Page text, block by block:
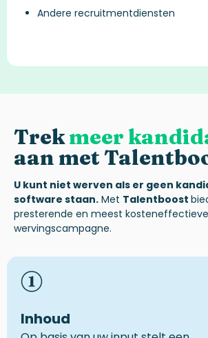
Andere recruitmentdiensten
Trekmeer
aanmet
U kunt niet werven als er geen
software staan. Met Talentboost
presterende en meest kosteneffectieve
wervingscampagne.
Inhoud